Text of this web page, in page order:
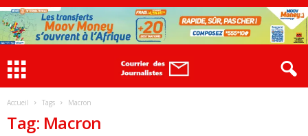
Accueil Tags Macron
Tag: Macron